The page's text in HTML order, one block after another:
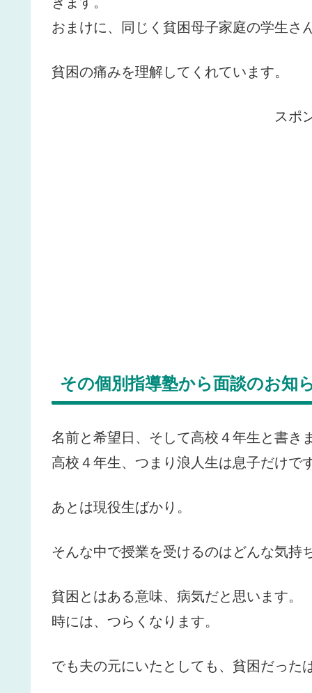
おまけに、同じく貧困母子家庭の学生さ
貧困の痛みを理解してくれています。
スポ
その個別指導塾から面談のお知
名前と希望日、そして高校４年生と書き
高校４年生、つまり浪人生は息子だけです
あとは現役生ばかり。
そんな中で授業を受けるのはどんな気持
貧困とはある意味、病気だと思います。
時には、つらくなります。
でも夫の元にいたとしても、貧困だった